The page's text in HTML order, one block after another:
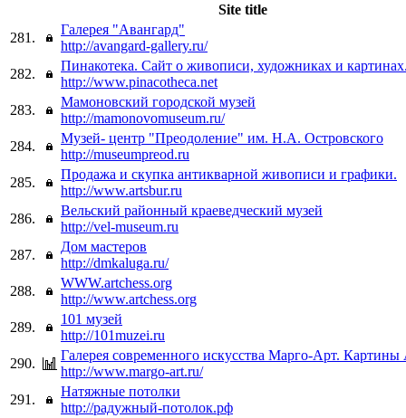
Site title
281.
Галерея "Авангард"
http://avangard-gallery.ru/
282.
Пинакотека. Сайт о живописи, художниках и
http://www.pinacotheca.net
283.
Мамоновский городской музей
http://mamonovomuseum.ru/
284.
Музей- центр "Преодоление" им. Н.А. Островского
http://museumpreod.ru
285.
Продажа и скупка антикварной живописи и графики.
http://www.artsbur.ru
286.
Вельский районный краеведческий музей
http://vel-museum.ru
287.
Дом мастеров
http://dmkaluga.ru/
288.
WWW.artchess.org
http://www.artchess.org
289.
101 музей
http://101muzei.ru
290.
Галерея современного искусства Марго-Арт. Картины
http://www.margo-art.ru/
291.
Натяжные потолки
http://радужный-потолок.рф